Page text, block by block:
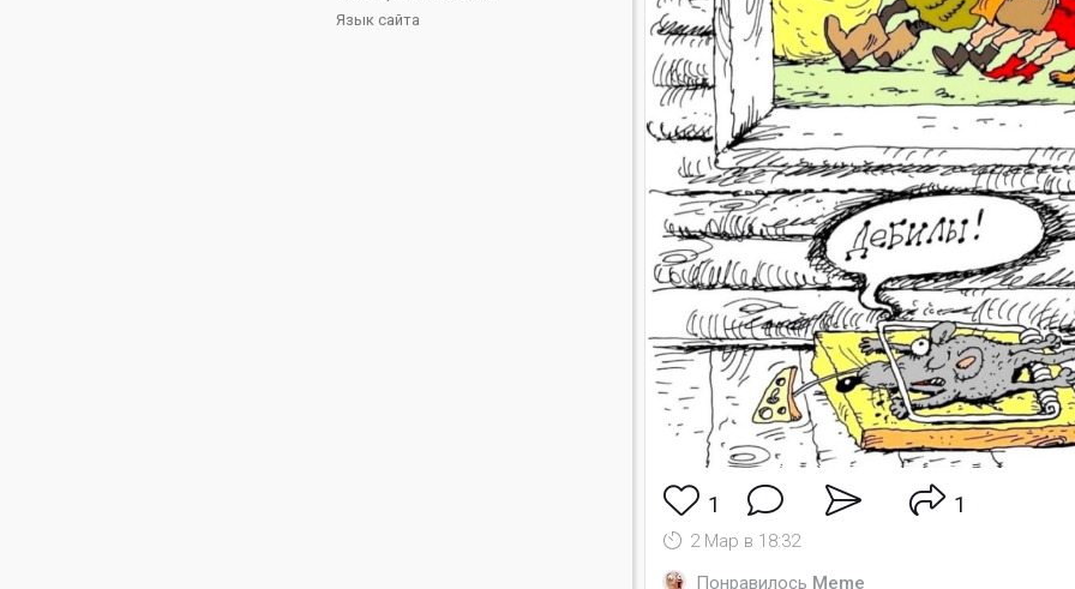
Язык сайта
1 1
2 Мар в 18:32
Понравилось Meme